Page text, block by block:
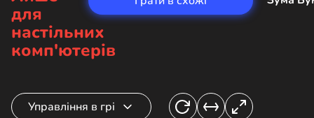
для
настільних
комп'ютерів
Управління в грі